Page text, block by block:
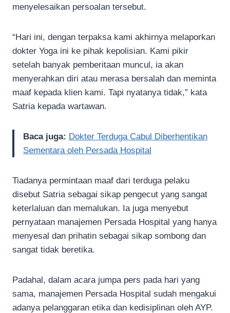
menyelesaikan persoalan tersebut.
“Hari ini, dengan terpaksa kami akhirnya melaporkan
dokter Yoga ini ke pihak kepolisian. Kami pikir
setelah banyak pemberitaan muncul, ia akan
menyerahkan diri atau merasa bersalah dan meminta
maaf kepada klien kami. Tapi nyatanya tidak,” kata
Satria kepada wartawan.
Baca juga: Dokter Terduga Cabul Diberhentikan
Sementara oleh Persada Hospital
Tiadanya permintaan maaf dari terduga pelaku
disebut Satria sebagai sikap pengecut yang sangat
keterlaluan dan memalukan. Ia juga menyebut
pernyataan manajemen Persada Hospital yang hanya
menyesal dan prihatin sebagai sikap sombong dan
sangat tidak beretika.
Padahal, dalam acara jumpa pers pada hari yang
sama, manajemen Persada Hospital sudah mengakui
adanya pelanggaran etika dan kedisiplinan oleh AYP.